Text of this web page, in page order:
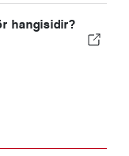
hangisidir?